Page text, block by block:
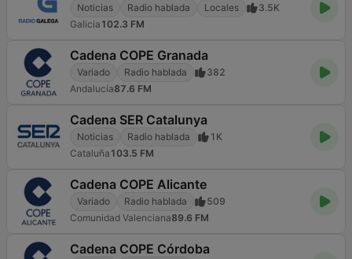
Noticias Radio hablada Locales
3.5K
Galicia 102.3 FM
Cadena COPE Granada
Variado Radio hablada
382
Andalucía87.6 FM
Cadena SER Catalunya
Noticias Radio hablada
1K
Cataluña 103.5 FM
Cadena COPE Alicante
Variado Radio hablada
509
Comunidad Valenciana89.6 FM
Cadena COPE Córdoba